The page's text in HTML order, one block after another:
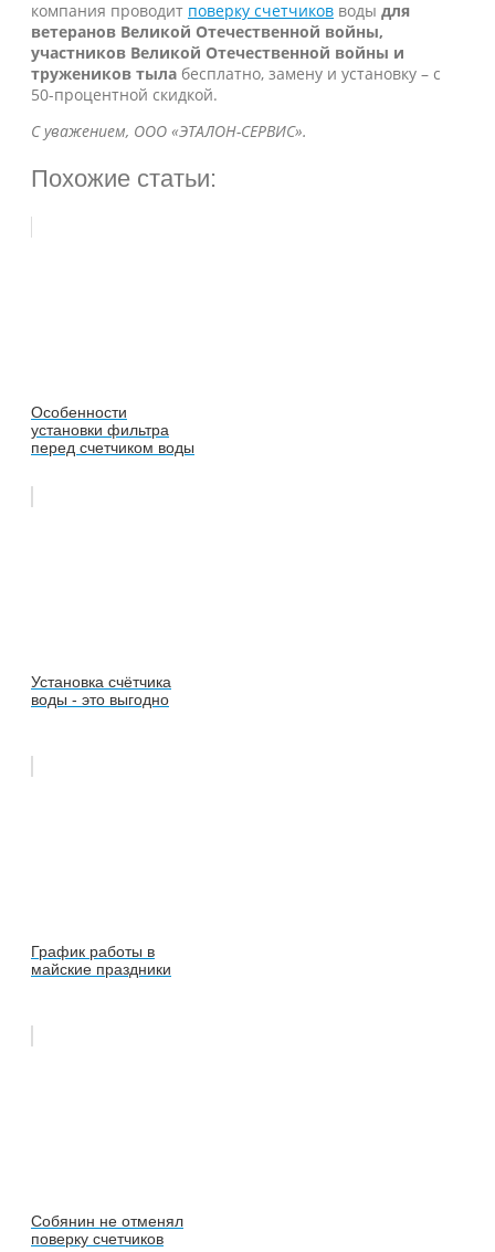
компания проводит поверку счетчиков воды для
ветеранов Великой Отечественной войны,
участников Великой Отечественной войны и
тружеников тыла бесплатно, замену и установку – с
50-процентной скидкой.
С уважением, ООО «ЭТАЛОН-СЕРВИС».
Похожие статьи:
Особенности
установки фильтра
перед счетчиком воды
Установка счётчика
воды - это выгодно
График работы в
майские праздники
Собянин не отменял
поверку счетчиков